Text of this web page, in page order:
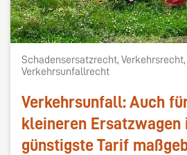
Schadensersatzrecht, Verkehrsrecht,
Verkehrsunfallrecht
Verkehrsunfall: Auch
kleineren Ersatzwagen
günstigste Tarif